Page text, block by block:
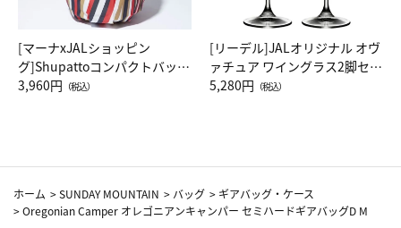
[マーナxJALショッピン
グ]Shupattoコンパクトバッグ
Drop JAL客室乗務員（LC）ス
3,960円 （税込）
[リーデル]JALオリジナル オヴ
ァチュア ワイングラス2脚セッ
ト（レッドワイン）
5,280円 （税込）
ホーム >SUNDAY MOUNTAIN > バッグ > ギアバッグ・ケース
>Oregonian Camper オレゴニアンキャンパー セミハードギアバッグD M